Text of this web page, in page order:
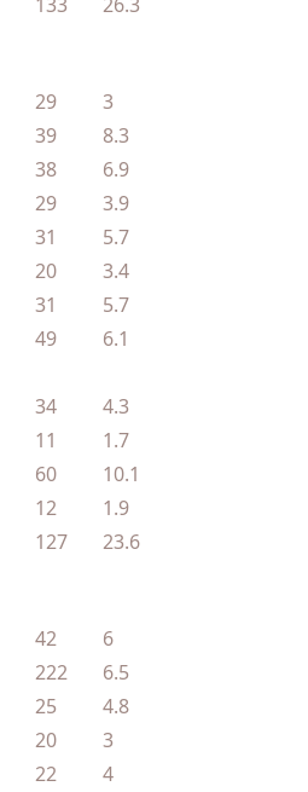
29
3
39
8.3
38
6.9
29
3.9
31
5.7
20
3.4
31
5.7
49 6.1
34
4.3
11
1.7
60
10.1
12
1.9
127 23.6
42
6
222
6.5
25
4.8
20
3
22
4